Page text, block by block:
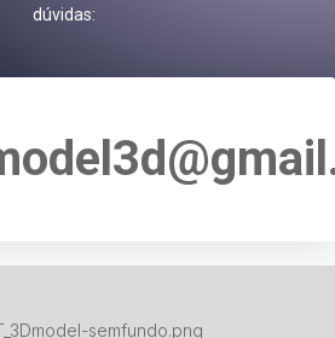
dúvidas: